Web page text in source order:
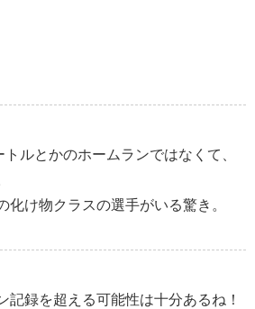
ルとかのホームランではなくて、
化け物クラスの選手がいる驚き。
記録を超える可能性は十分あるね！